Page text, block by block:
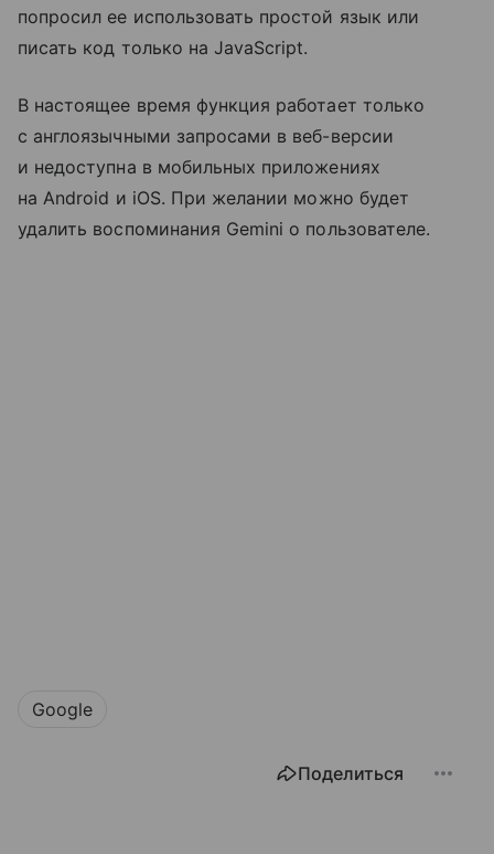
попросил ее использовать простой язык или
писать код только на JavaScript.
В настоящее время функция работает только
с англоязычными запросами в веб-версии
и недоступна в мобильных приложениях
на Android и iOS. При желании можно будет
удалить воспоминания Gemini о пользователе.
Google
Поделиться